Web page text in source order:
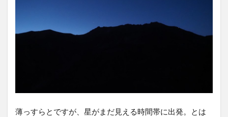
薄っすらとですが、星がまだ見える時間帯に出発。とは